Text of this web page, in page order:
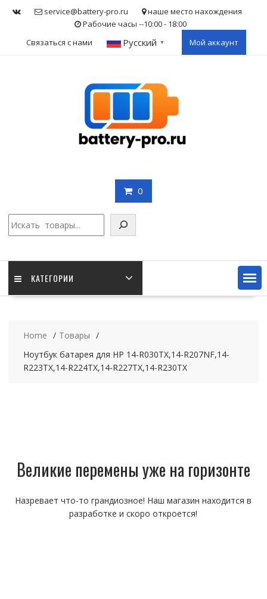
service@battery-pro.ru
наше место нахождения
Рабочие часы --10:00 - 18:00
Связаться с нами
Русский ▼ Мой аккаунт
0
КАТЕГОРИИ
Home
Товары
Ноутбук батарея для HP 14-R030TX,14-R207NF,14-
R223TX,14-R224TX,14-R227TX,14-R230TX
Великие перемены уже на горизонте
Назревает что-то грандиозное! Наш магазин находится в
разработке и скоро откроется!